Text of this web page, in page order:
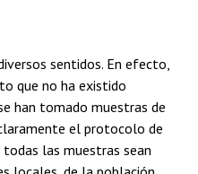
sentidos. En efecto,
que no ha existido
han tomado muestras de
el protocolo de
las muestras sean